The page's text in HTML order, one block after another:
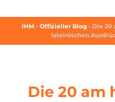
IHM - Offizieller Blog - Die 20
lateinischen
Die 20 am